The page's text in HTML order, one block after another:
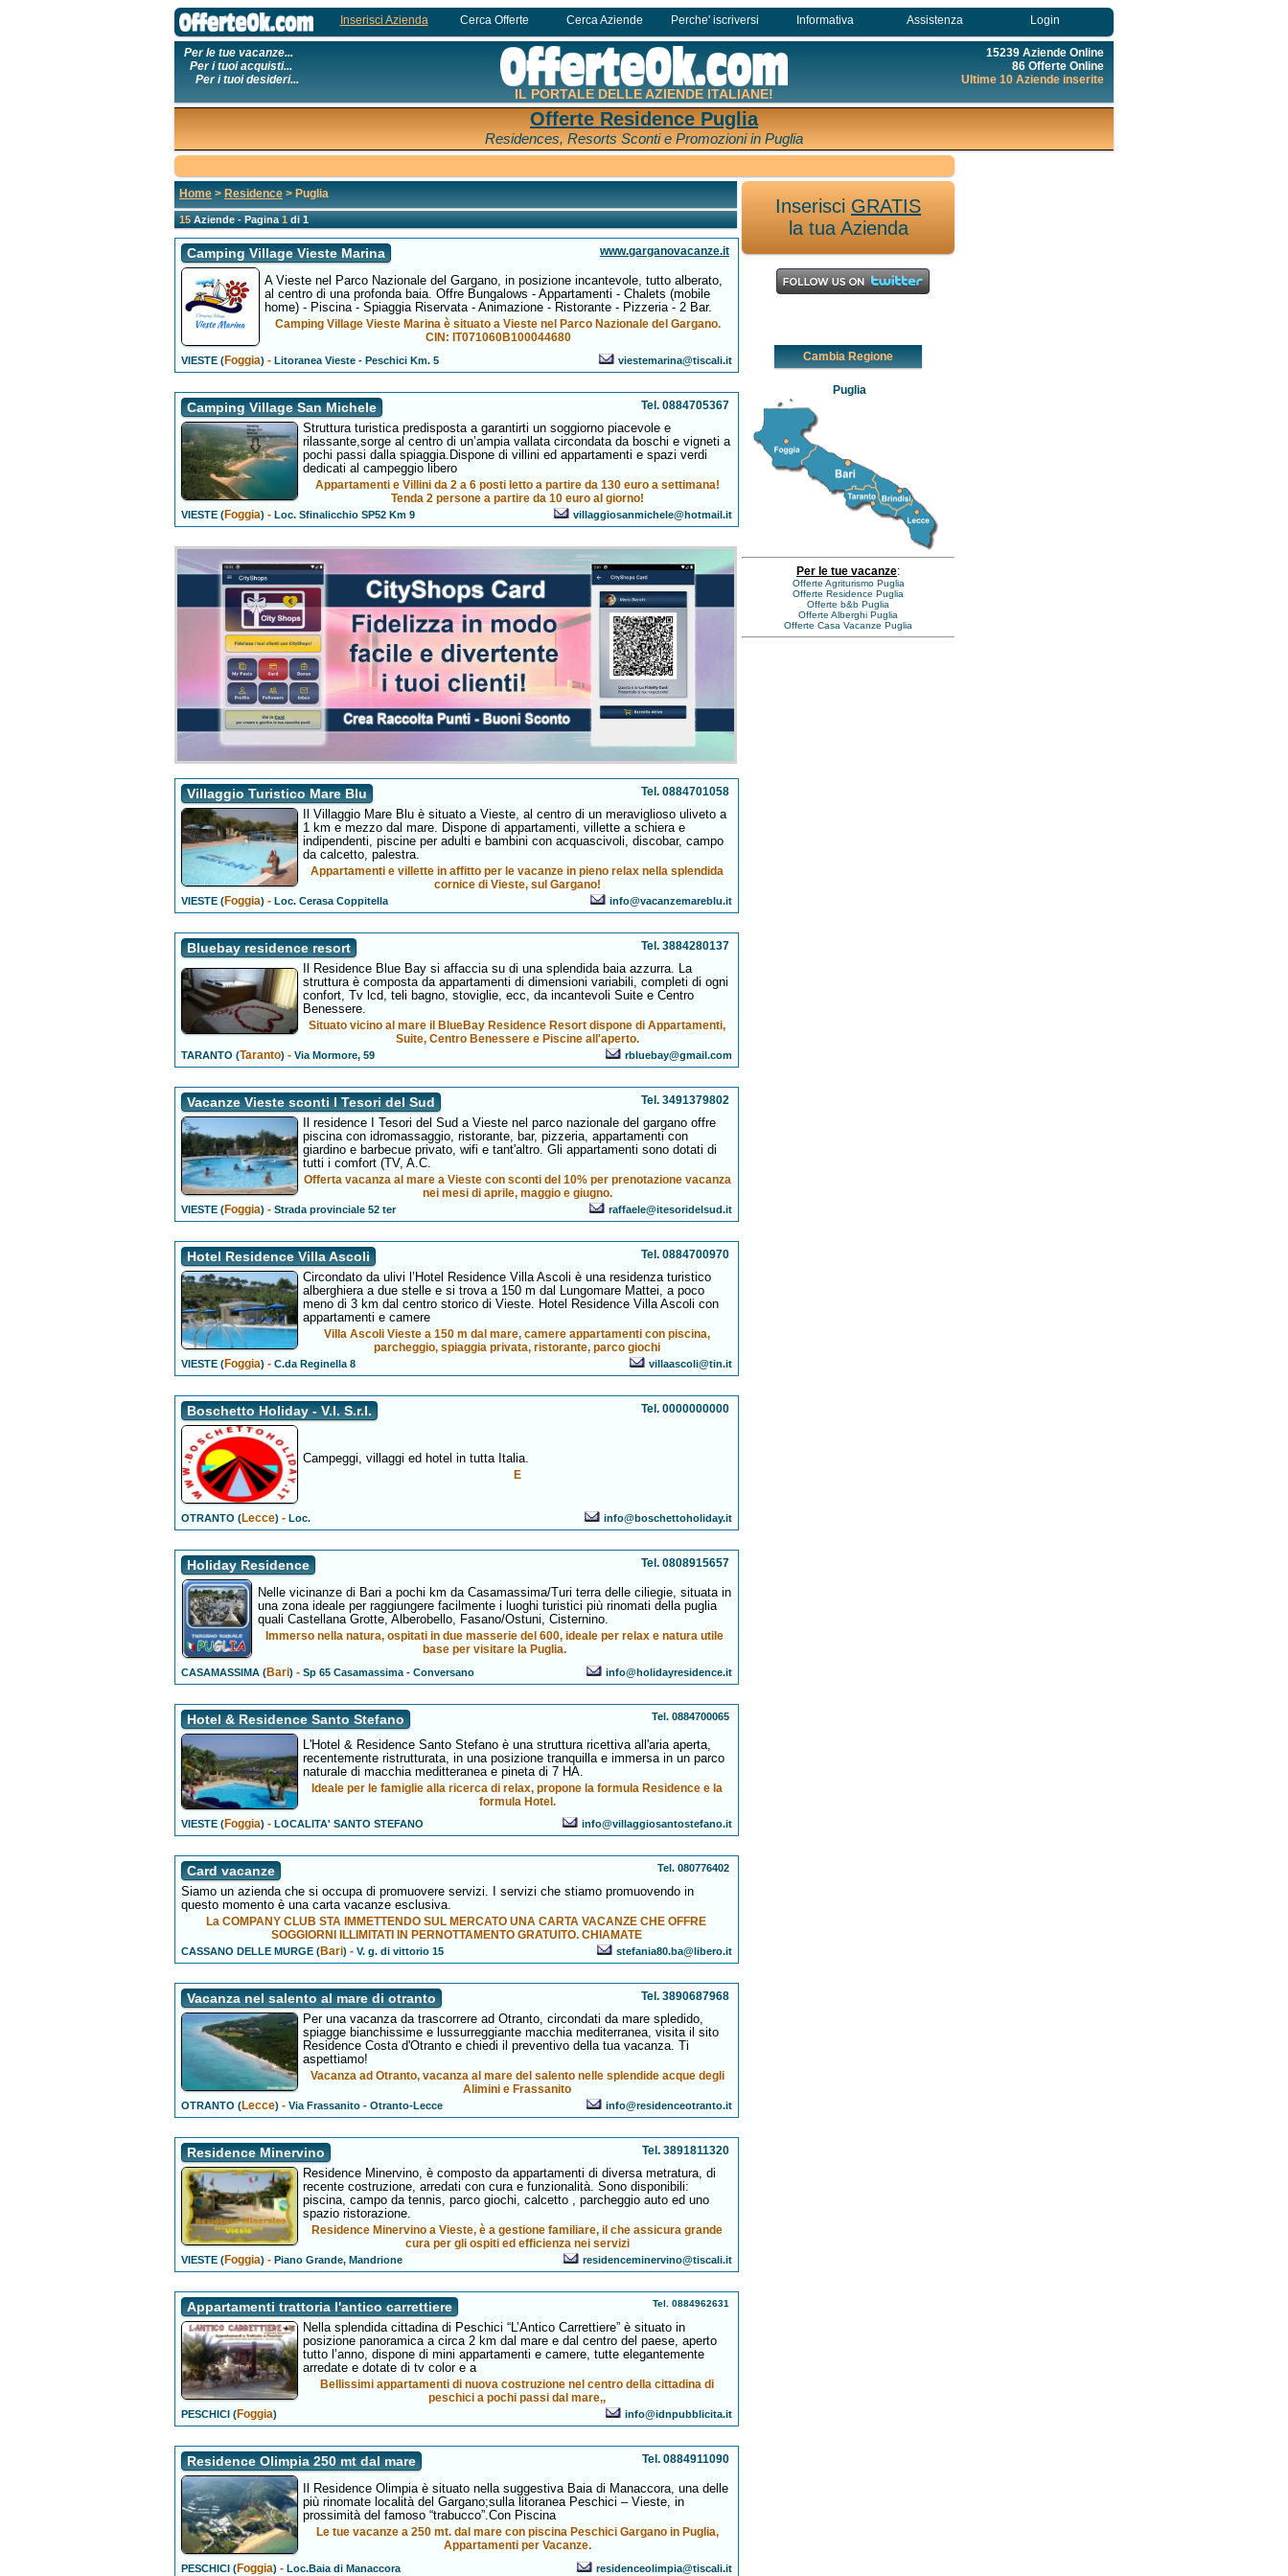
Inserisci Azienda Cerca Offerte Cerca Aziende Perche' iscriversi Informativa Assistenza Login
Per le tue vacanze...
Per i tuoi acquisti...
Per i tuoi desideri...
IL PORTALE DELLE AZIENDE ITALIANE!
15239 Aziende Online
86 Offerte Online
Ultime 10 Aziende inserite
Offerte Residence Puglia
Residences, Resorts Sconti e Promozioni in Puglia
Home > Residence > Puglia
15Aziende - Pagina1di 1
Camping Village Vieste Marina www.garganovacanze.it
A Vieste nel Parco Nazionale del Gargano, in posizione incantevole, tutto alberato,
al centro di una profonda baia. Offre Bungalows - Appartamenti - Chalets (mobile
home) - Piscina - Spiaggia Riservata - Animazione - Ristorante - Pizzeria - 2 Bar.
Camping Village Vieste Marina è situato a Vieste nel Parco Nazionale del Gargano.
CIN: IT071060B100044680
VIESTE (Foggia) -Litoranea Vieste - Peschici Km. 5 viestemarina@tiscali.it
Camping Village San Michele Tel. 0884705367
Struttura turistica predisposta a garantirti un soggiorno piacevole e
rilassante,sorge al centro di un’ampia vallata circondata da boschi e vigneti a
pochi passi dalla spiaggia.Dispone di villini ed appartamenti e spazi verdi
dedicati al campeggio libero
Appartamenti e Villini da 2 a 6 posti letto a partire da 130 euro a settimana!
Tenda 2 persone a partire da 10 euro al giorno!
VIESTE (Foggia) -Loc. Sfinalicchio SP52 Km 9 villaggiosanmichele@hotmail.it
Villaggio Turistico Mare Blu Tel. 0884701058
Il Villaggio Mare Blu è situato a Vieste, al centro di un meraviglioso uliveto a
1 km e mezzo dal mare. Dispone di appartamenti, villette a schiera e
indipendenti, piscine per adulti e bambini con acquascivoli, discobar, campo
da calcetto, palestra.
Appartamenti e villette in affitto per le vacanze in pieno relax nella splendida
cornice di Vieste, sul Gargano!
VIESTE (Foggia) -Loc. Cerasa Coppitella info@vacanzemareblu.it
Bluebay residence resort Tel. 3884280137
Il Residence Blue Bay si affaccia su di una splendida baia azzurra. La
struttura è composta da appartamenti di dimensioni variabili, completi di ogni
confort, Tv lcd, teli bagno, stoviglie, ecc, da incantevoli Suite e Centro
Benessere.
Situato vicino al mare il BlueBay Residence Resort dispone di Appartamenti,
Suite, Centro Benessere e Piscine all'aperto.
TARANTO (Taranto) -Via Mormore, 59 rbluebay@gmail.com
Vacanze Vieste sconti I Tesori del Sud Tel. 3491379802
Il residence I Tesori del Sud a Vieste nel parco nazionale del gargano offre
piscina con idromassaggio, ristorante, bar, pizzeria, appartamenti con
giardino e barbecue privato, wifi e tant'altro. Gli appartamenti sono dotati di
tutti i comfort (TV, A.C.
Offerta vacanza al mare a Vieste con sconti del 10% per prenotazione vacanza
nei mesi di aprile, maggio e giugno.
VIESTE (Foggia) -Strada provinciale 52 ter raffaele@itesoridelsud.it
Hotel Residence Villa Ascoli Tel. 0884700970
Circondato da ulivi l’Hotel Residence Villa Ascoli è una residenza turistico
alberghiera a due stelle e si trova a 150 m dal Lungomare Mattei, a poco
meno di 3 km dal centro storico di Vieste. Hotel Residence Villa Ascoli con
appartamenti e camere
Villa Ascoli Vieste a 150 m dal mare, camere appartamenti con piscina,
parcheggio, spiaggia privata, ristorante, parco giochi
VIESTE (Foggia) -C.da Reginella 8 villaascoli@tin.it
Boschetto Holiday - V.I. S.r.l. Tel. 0000000000
Campeggi, villaggi ed hotel in tutta Italia.
E
OTRANTO (Lecce) -Loc. info@boschettoholiday.it
Holiday Residence Tel. 0808915657
Nelle vicinanze di Bari a pochi km da Casamassima/Turi terra delle ciliegie, situata in
una zona ideale per raggiungere facilmente i luoghi turistici più rinomati della puglia
quali Castellana Grotte, Alberobello, Fasano/Ostuni, Cisternino.
Immerso nella natura, ospitati in due masserie del 600, ideale per relax e natura utile
base per visitare la Puglia.
CASAMASSIMA (Bari) -Sp 65 Casamassima - Conversano info@holidayresidence.it
Hotel & Residence Santo Stefano Tel. 0884700065
L'Hotel & Residence Santo Stefano è una struttura ricettiva all'aria aperta,
recentemente ristrutturata, in una posizione tranquilla e immersa in un parco
naturale di macchia meditteranea e pineta di 7 HA.
Ideale per le famiglie alla ricerca di relax, propone la formula Residence e la
formula Hotel.
VIESTE (Foggia) -LOCALITA' SANTO STEFANO info@villaggiosantostefano.it
Card vacanze Tel. 080776402
Siamo un azienda che si occupa di promuovere servizi. I servizi che stiamo promuovendo in
questo momento è una carta vacanze esclusiva.
La COMPANY CLUB STA IMMETTENDO SUL MERCATO UNA CARTA VACANZE CHE OFFRE
SOGGIORNI ILLIMITATI IN PERNOTTAMENTO GRATUITO. CHIAMATE
CASSANO DELLE MURGE (Bari) -V. g. di vittorio 15 stefania80.ba@libero.it
Vacanza nel salento al mare di otranto Tel. 3890687968
Per una vacanza da trascorrere ad Otranto, circondati da mare spledido,
spiagge bianchissime e lussurreggiante macchia mediterranea, visita il sito
Residence Costa d'Otranto e chiedi il preventivo della tua vacanza. Ti
aspettiamo!
Vacanza ad Otranto, vacanza al mare del salento nelle splendide acque degli
Alimini e Frassanito
OTRANTO (Lecce) -Via Frassanito - Otranto-Lecce info@residenceotranto.it
Residence Minervino Tel. 3891811320
Residence Minervino, è composto da appartamenti di diversa metratura, di
recente costruzione, arredati con cura e funzionalità. Sono disponibili:
piscina, campo da tennis, parco giochi, calcetto , parcheggio auto ed uno
spazio ristorazione.
Residence Minervino a Vieste, è a gestione familiare, il che assicura grande
cura per gli ospiti ed efficienza nei servizi
VIESTE (Foggia) -Piano Grande, Mandrione residenceminervino@tiscali.it
Appartamenti trattoria l'antico carrettiere Tel. 0884962631
Nella splendida cittadina di Peschici “L’Antico Carrettiere” è situato in
posizione panoramica a circa 2 km dal mare e dal centro del paese, aperto
tutto l’anno, dispone di mini appartamenti e camere, tutte elegantemente
arredate e dotate di tv color e a
Bellissimi appartamenti di nuova costruzione nel centro della cittadina di
peschici a pochi passi dal mare,,
PESCHICI (Foggia) info@idnpubblicita.it
Residence Olimpia 250 mt dal mare Tel. 0884911090
Il Residence Olimpia è situato nella suggestiva Baia di Manaccora, una delle
più rinomate località del Gargano;sulla litoranea Peschici – Vieste, in
prossimità del famoso “trabucco”.Con Piscina
Le tue vacanze a 250 mt. dal mare con piscina Peschici Gargano in Puglia,
Appartamenti per Vacanze.
PESCHICI (Foggia) -Loc.Baia di Manaccora residenceolimpia@tiscali.it
Inserisci GRATIS
la tua Azienda
Cambia Regione
Puglia
Per le tue vacanze:
Offerte Agriturismo Puglia
Offerte Residence Puglia
Offerte b&b Puglia
Offerte Alberghi Puglia
Offerte Casa Vacanze Puglia